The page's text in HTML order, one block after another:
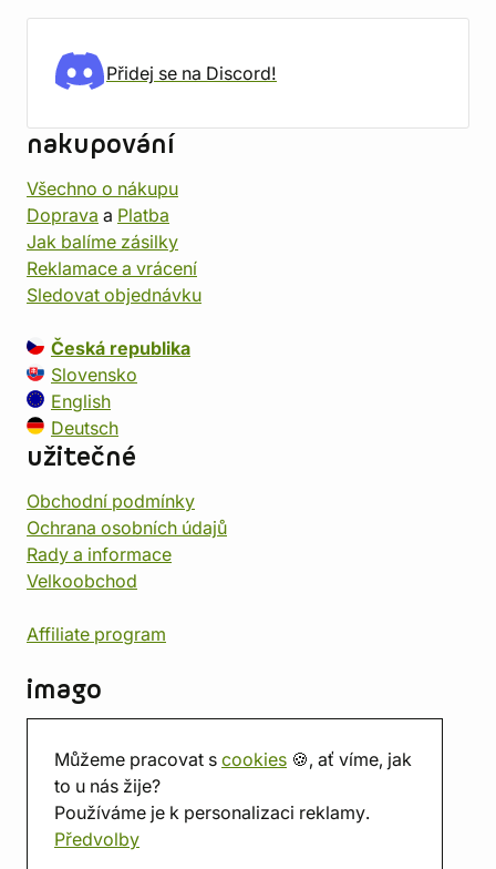
Můžeme pracovat s cookies 🍪, ať víme, jak
to u nás žije?
Používáme je k personalizaci reklamy.
Předvolby
Přidej se na Discord!
nakupování
Všechno o nákupu
Doprava a Platba
Jak balíme zásilky
Reklamace a vrácení
Sledovat objednávku
Česká republika
Slovensko
English
Deutsch
užitečné
Obchodní podmínky
Ochrana osobních údajů
Rady a informace
Velkoobchod
Affiliate program
imago
Prodejna
Herna
O nás
Hodnocení obchodu